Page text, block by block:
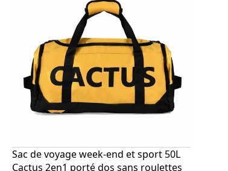
Sac de voyage week-end et sport 50L
Cactus 2en1 porté dos sans roulettes